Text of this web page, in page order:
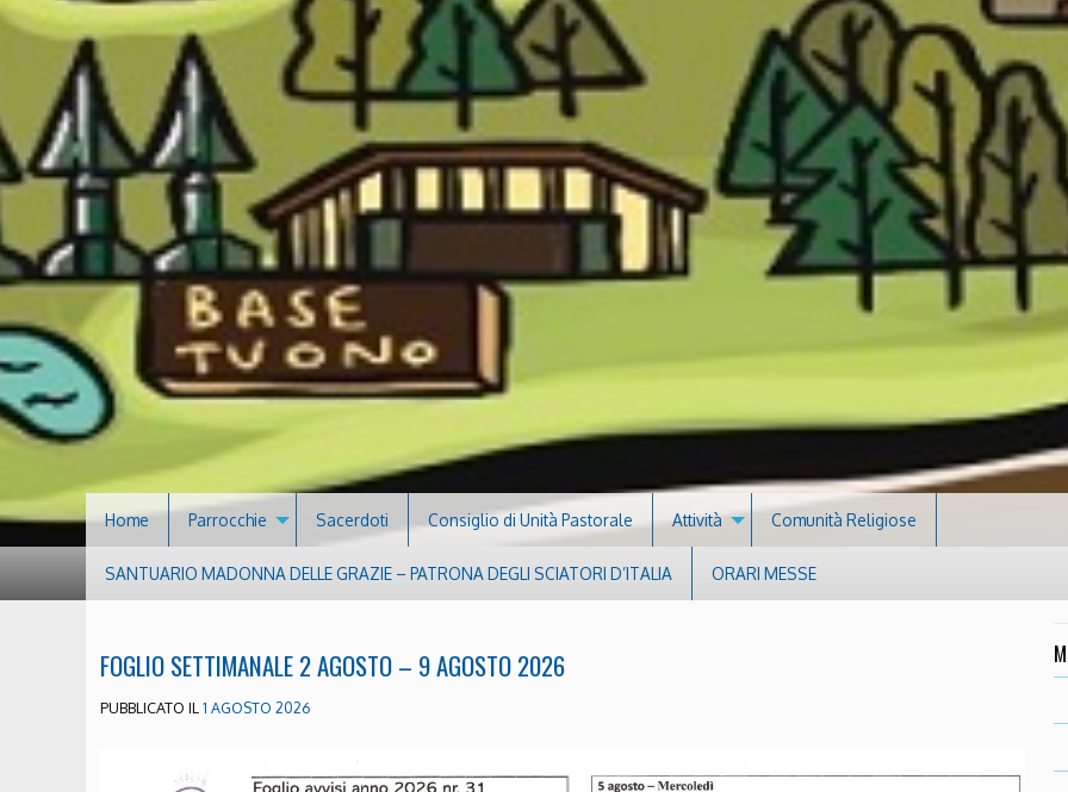
Home Parrocchie Sacerdoti Consiglio di Unità Pastorale Attività Comunità Religiose
SANTUARIO MADONNA DELLE GRAZIE – PATRONA DEGLI SCIATORI D’ITALIA ORARI MESSE
FOGLIO SETTIMANALE 2 AGOSTO – 9 AGOSTO 2026
PUBBLICATO IL 1 AGOSTO 2026